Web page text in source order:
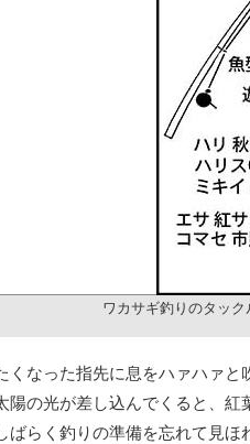
ワカサギ釣りのタック
くなった指先に息をハァハァ
陽の光が差し込んでくると、
ばらく釣りの準備を忘れて見ほ